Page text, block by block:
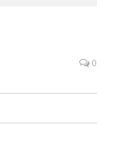
0